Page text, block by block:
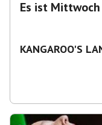
Es ist
KANGAROO'S